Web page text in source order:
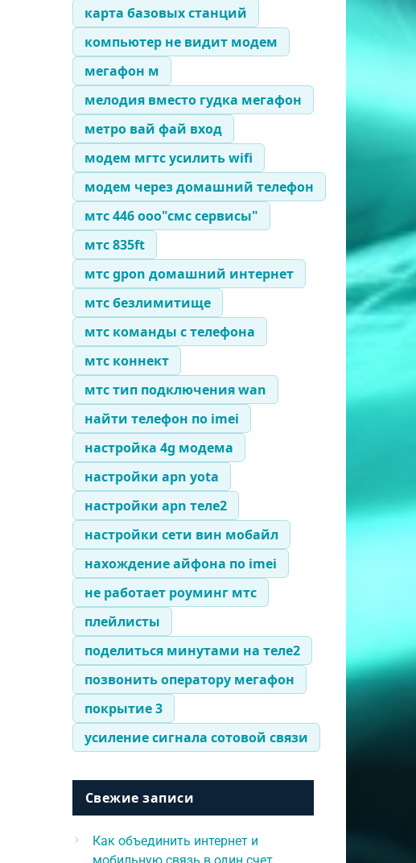
карта базовых станций
компьютер не видит модем
мегафон м
мелодия вместо гудка мегафон
метро вай фай вход
модем мгтс усилить wifi
модем через домашний телефон
мтс 446 ооо"смс сервисы"
мтс 835ft
мтс gpon домашний интернет
мтс безлимитище
мтс команды с телефона
мтс коннект
мтс тип подключения wan
найти телефон по imei
настройка 4g модема
настройки apn yota
настройки apn теле2
настройки сети вин мобайл
нахождение айфона по imei
не работает роуминг мтс
плейлисты
поделиться минутами на теле2
позвонить оператору мегафон
покрытие 3
усиление сигнала сотовой связи
Свежие записи
Как объединить интернет и